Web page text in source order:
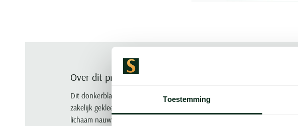
Toestemming
Over dit product
Dit donkerblauwe overhemd van Olymp uit de Level Five body fit lijn is
zakelijk gekleed wil gaan zonder in te leveren op comfort. De extra slim fit
lichaam nauwkeurig, terwijl de samenstelling van 97% katoen en 3%